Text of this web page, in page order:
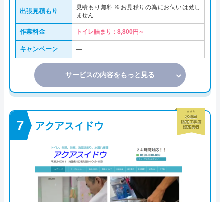
出張見積もり
見積もり無料 ※お見積りの為にお伺いは致し
ません
作業料金 トイレ詰まり：8,800円～
キャンペーン ―
サービスの内容をもっと見る
アクアスイドウ